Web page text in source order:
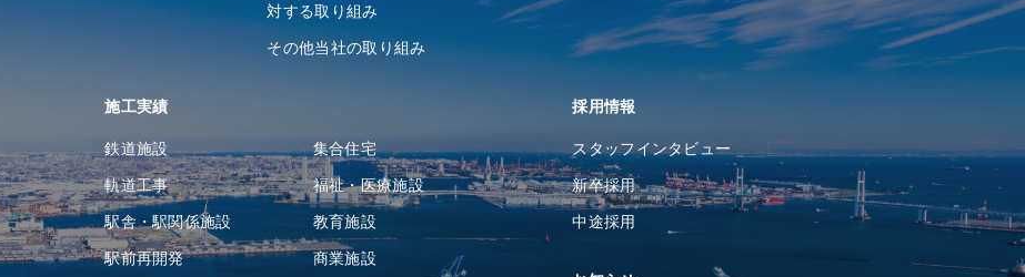
対する取り組み
その他当社の取り組み
施工実績
鉄道施設
軌道⼯事
駅舎・駅関係施設
駅前再開発
集合住宅
福祉・医療施設
教育施設
商業施設
採⽤情報
スタッフインタビュー
新卒採用
中途採用